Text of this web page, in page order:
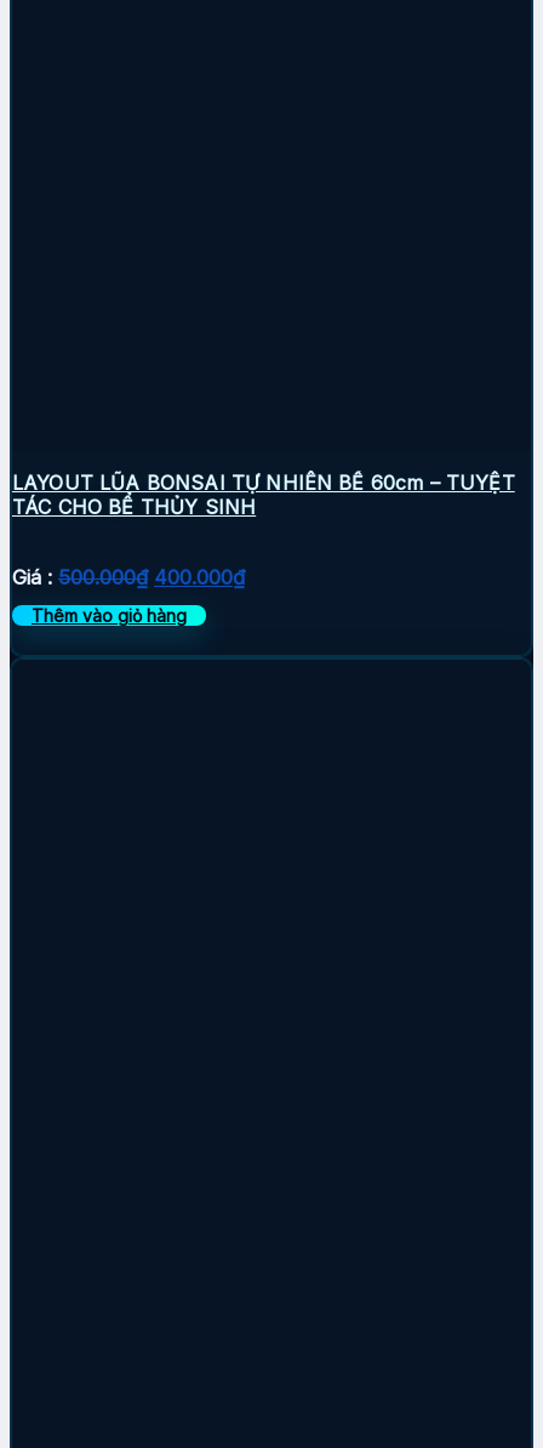
LAYOUT LŨA BONSAI TỰ NHIÊN BỂ 60cm – TUYỆT
TÁC CHO BỂ THỦY SINH
Giá : 500.000₫ Giá
gốc
là:
400.000₫Giá
Thêm vào giỏ hàng